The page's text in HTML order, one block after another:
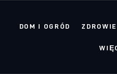
DOM I OGRÓD ZDROWIE